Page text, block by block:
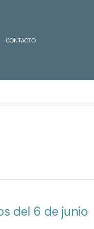
CONTACTO
del 6 de junio